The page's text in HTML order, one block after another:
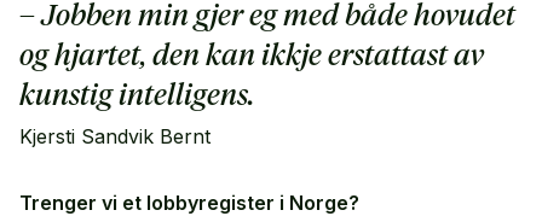
– Jobben min gjer eg med både hovudet
og hjartet, den kan ikkje erstattast av
kunstig intelligens.
Kjersti Sandvik Bernt
Trenger vi et lobbyregister i Norge?